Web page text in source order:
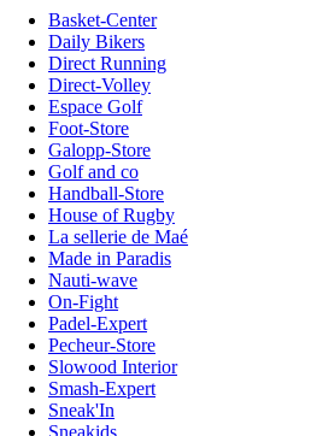
Basket-Center
Daily Bikers
Direct Running
Direct-Volley
Espace Golf
Foot-Store
Galopp-Store
Golf and co
Handball-Store
House of Rugby
La sellerie de Maé
Made in Paradis
Nauti-wave
On-Fight
Padel-Expert
Pecheur-Store
Slowood Interior
Smash-Expert
Sneak'In
Sneakids